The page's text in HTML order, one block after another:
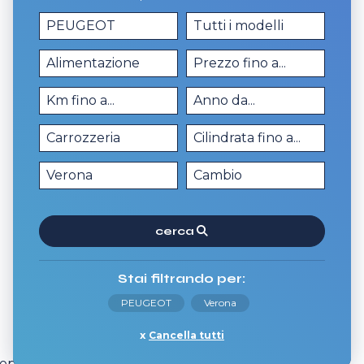
cerca
Stai filtrando per:
PEUGEOT Verona
Cancella tutti